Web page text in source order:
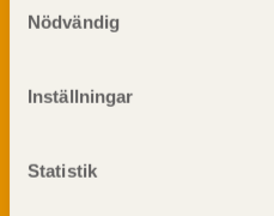
Nödvändig
Inställningar
Statistik
Kemisk behandling
Fakta om Limträ
Fukt
Ljud
Prenumerera på